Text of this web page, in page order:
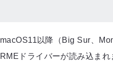
macOS11以降（Big Sur、
RMEドライバーが読み込まれ